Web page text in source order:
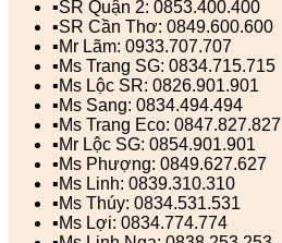
▪️SR Quận 2: 0853.400.400
▪️SR Cần Thơ: 0849.600.600
▪️Mr Lãm: 0933.707.707
▪️Ms Trang SG: 0834.715.715
▪️Ms Lộc SR: 0826.901.901
▪️Ms Sang: 0834.494.494
▪️Ms Trang Eco: 0847.827.827
▪️Mr Lộc SG: 0854.901.901
▪️Ms Phượng: 0849.627.627
▪️Ms Linh: 0839.310.310
▪️Ms Thúy: 0834.531.531
▪️Ms Lợi: 0834.774.774